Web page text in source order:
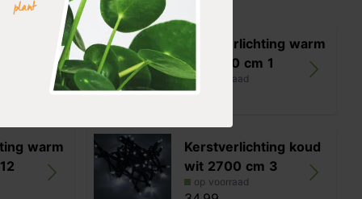
Kerstverlichting warm
wit 1350 cm 1
op voorraad
24,99
warm
Kerstverlichting koud
wit 2700 cm 3
op voorraad